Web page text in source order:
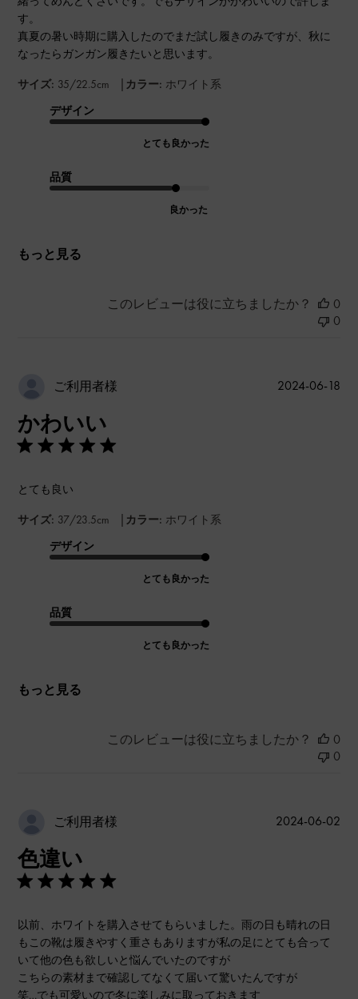
す。
真夏の暑い時期に購入したのでまだ試し履きのみですが、秋に
なったらガンガン履きたいと思います。
サイズ: 35/22.5cm | カラー: ホワイト系
デザイン
とても良かった
品質
良かった
もっと見る
このレビューは役に立ちましたか？
0
0
ご利用者様
かわいい
とても良い
サイズ: 37/23.5cm | カラー: ホワイト系
デザイン
とても良かった
品質
とても良かった
もっと見る
公
2024-06-18
このレビューは役に立ちましたか？
0
0
ご利用者様
色違い
以前、ホワイトを購入させてもらいました。雨の日も晴れの日
もこの靴は履きやすく重さもありますが私の足にとても合って
いて他の色も欲しいと悩んでいたのですが
こちらの素材まで確認してなくて届いて驚いたんですが
笑…でも可愛いので冬に楽しみに取っておきます
公
2024-06-02